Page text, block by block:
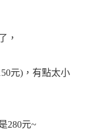
，
元)，有點太小
280元~